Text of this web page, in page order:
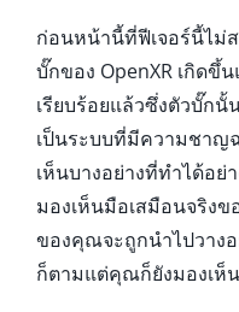
ก่อนหน้านี้ที่ฟีเจอร์นี้ไม่
บั๊กของ OpenXR เกิด
เรียบร้อยแล้วซึ่งตัวบั๊กนั้
เป็นระบบที่มีความชาญ
เห็นบางอย่างที่ทำได้อ
มองเห็นมือเสมือนจริง
ของคุณจะถูกนำไปวาง
ก็ตามแต่คุณก็ยังมองเ